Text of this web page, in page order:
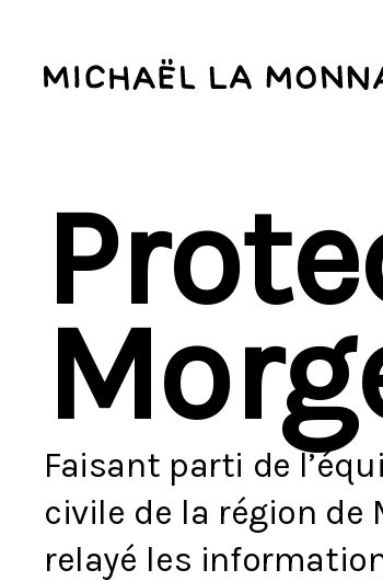
Faisant parti de
civile de la région de
relayé les